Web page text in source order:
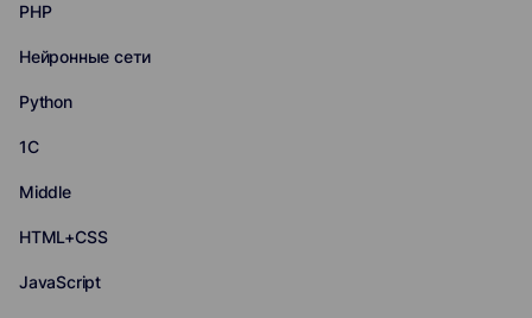
PHP
Нейронные сети
Python
1С
Middle
HTML+CSS
JavaScript